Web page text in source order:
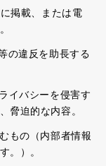
掲載、または電
の違反を助長する
イバシーを侵害す
脅迫的な内容。
もの（内部者情報
。）。